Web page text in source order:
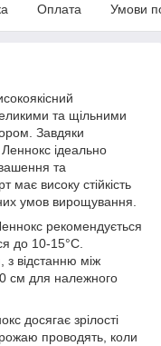
Оплата Умови
та щільними
Завдяки
ідеально
та
має високу стійкість
умов вирощування.
рекомендується
до 10-15°C.
відстанню між
см для належного
досягає зрілості
проводять, коли